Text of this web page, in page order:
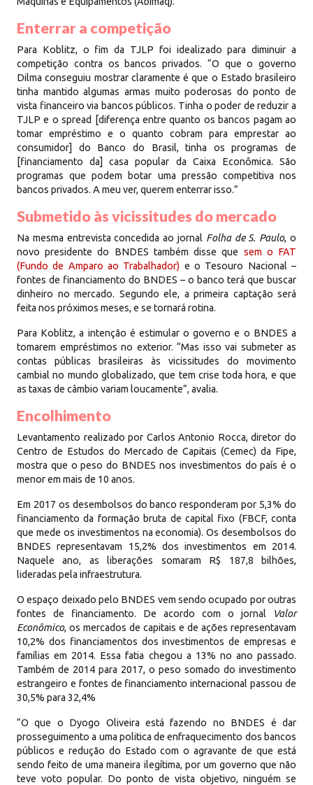
Enterrar a competição
Para Koblitz, o fim da TJLP foi idealizado para diminuir a
competição contra os bancos privados. “O que o governo
Dilma conseguiu mostrar claramente é que o Estado brasileiro
tinha mantido algumas armas muito poderosas do ponto de
vista financeiro via bancos públicos. Tinha o poder de reduzir a
TJLP e o spread [diferença entre quanto os bancos pagam ao
tomar empréstimo e o quanto cobram para emprestar ao
consumidor] do Banco do Brasil, tinha os programas de
[financiamento da] casa popular da Caixa Econômica. São
programas que podem botar uma pressão competitiva nos
bancos privados. A meu ver, querem enterrar isso.”
Submetido às vicissitudes do mercado
Na mesma entrevista concedida ao jornal Folha de S. Paulo, o
novo presidente do BNDES também disse que sem o FAT
(Fundo de Amparo ao Trabalhador) e o Tesouro Nacional –
fontes de financiamento do BNDES – o banco terá que buscar
dinheiro no mercado. Segundo ele, a primeira captação será
feita nos próximos meses, e se tornará rotina.
Para Koblitz, a intenção é estimular o governo e o BNDES a
tomarem empréstimos no exterior. “Mas isso vai submeter as
contas públicas brasileiras às vicissitudes do movimento
cambial no mundo globalizado, que tem crise toda hora, e que
as taxas de câmbio variam loucamente”, avalia.
Encolhimento
Levantamento realizado por Carlos Antonio Rocca, diretor do
Centro de Estudos do Mercado de Capitais (Cemec) da Fipe,
mostra que o peso do BNDES nos investimentos do país é o
menor em mais de 10 anos.
Em 2017 os desembolsos do banco responderam por 5,3% do
financiamento da formação bruta de capital fixo (FBCF, conta
que mede os investimentos na economia). Os desembolsos do
BNDES representavam 15,2% dos investimentos em 2014.
Naquele ano, as liberações somaram R$ 187,8 bilhões,
lideradas pela infraestrutura.
O espaço deixado pelo BNDES vem sendo ocupado por outras
fontes de financiamento. De acordo com o jornal
Valor
Econômico, os mercados de capitais e de ações representavam
10,2% dos financiamentos dos investimentos de empresas e
famílias em 2014. Essa fatia chegou a 13% no ano passado.
Também de 2014 para 2017, o peso somado do investimento
estrangeiro e fontes de financiamento internacional passou de
30,5% para 32,4%
“O que o Dyogo Oliveira está fazendo no BNDES é dar
prosseguimento a uma politica de enfraquecimento dos bancos
públicos e redução do Estado com o agravante de que está
sendo feito de uma maneira ilegítima, por um governo que não
teve voto popular. Do ponto de vista objetivo, ninguém se